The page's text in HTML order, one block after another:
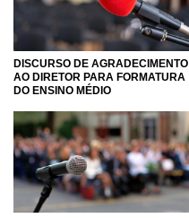
DISCURSO DE AGRADECIMENTO
AO DIRETOR PARA FORMATURA
DO ENSINO MÉDIO